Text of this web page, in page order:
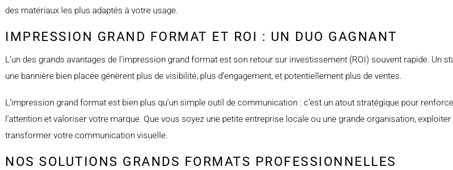
des matériaux les plus adaptés à votre usage.
IMPRESSION GRAND FORMAT ET ROI : UN DUO GAGNANT
L’un des grands avantages de l’impression grand format est son retour sur investissement (ROI) souvent rapide. Un
une bannière bien placée génèrent plus de visibilité, plus d’engagement, et potentiellement plus de ventes.
L’impression grand format est bien plus qu’un simple outil de communication : c’est un atout stratégique pour
l’attention et valoriser votre marque. Que vous soyez une petite entreprise locale ou une grande organisation,
transformer votre communication visuelle.
NOS SOLUTIONS GRANDS FORMATS PROFESSIONNELLES